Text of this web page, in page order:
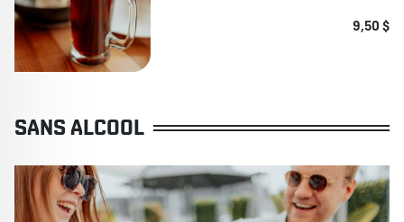
9,50 $
SANS ALCOOL